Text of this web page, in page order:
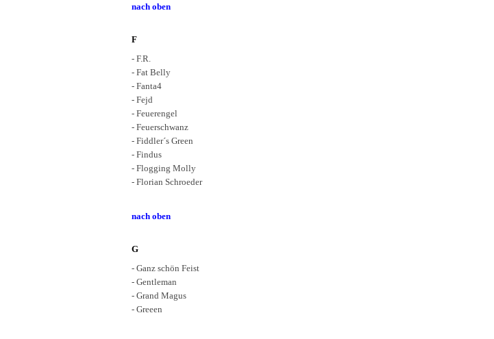
nach oben
F
- F.R.
- Fat Belly
- Fanta4
- Fejd
- Feuerengel
- Feuerschwanz
- Fiddler´s Green
- Findus
- Flogging Molly
- Florian Schroeder
nach oben
G
- Ganz schön Feist
- Gentleman
- Grand Magus
- Greeen